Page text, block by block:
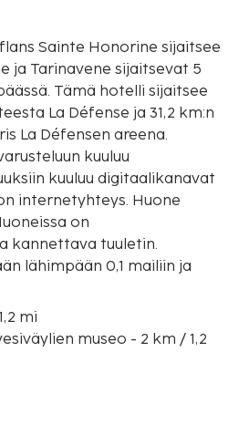
Sainte Honorine sijaitsee
ja Tarinavene sijaitsevat 5
sijaitsee
La Défense ja 31,2 km:n
La Défensen areena.
kuuluu
kuuluu digitaalikanavat
internetyhteys. Huone
on
kannettava tuuletin.
lähimpään 0,1 mailiin ja
mi
museo - 2 km / 1,2